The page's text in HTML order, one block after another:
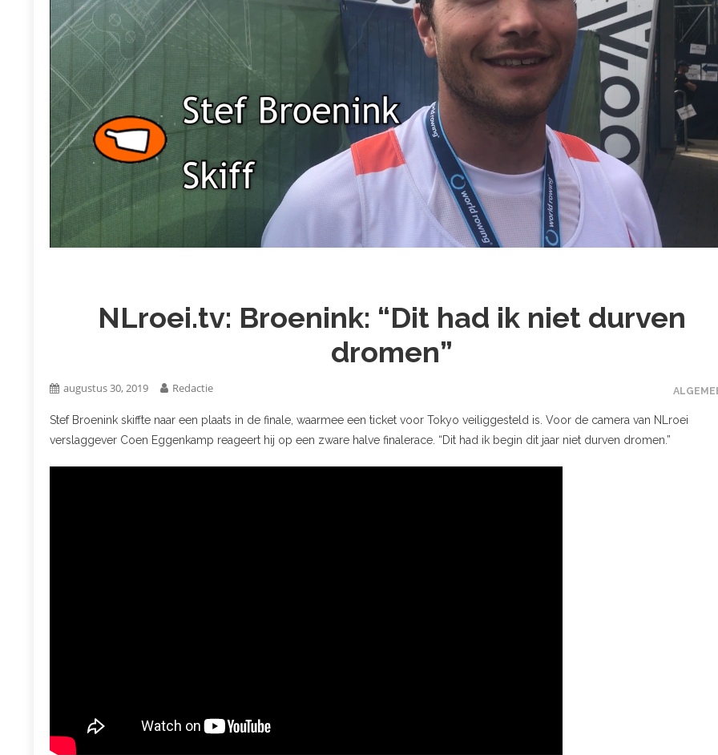
NLroei.tv: Broenink: “Dit had ik niet durven
dromen”
augustus 30, 2019 Redactie
Stef Broenink skiffte naar een plaats in de finale, waarmee een ticket voor Tokyo veiliggesteld is. Voor de camera van NLroei
verslaggever Coen Eggenkamp reageert hij op een zware halve finalerace. “Dit had ik begin dit jaar niet durven dromen.”